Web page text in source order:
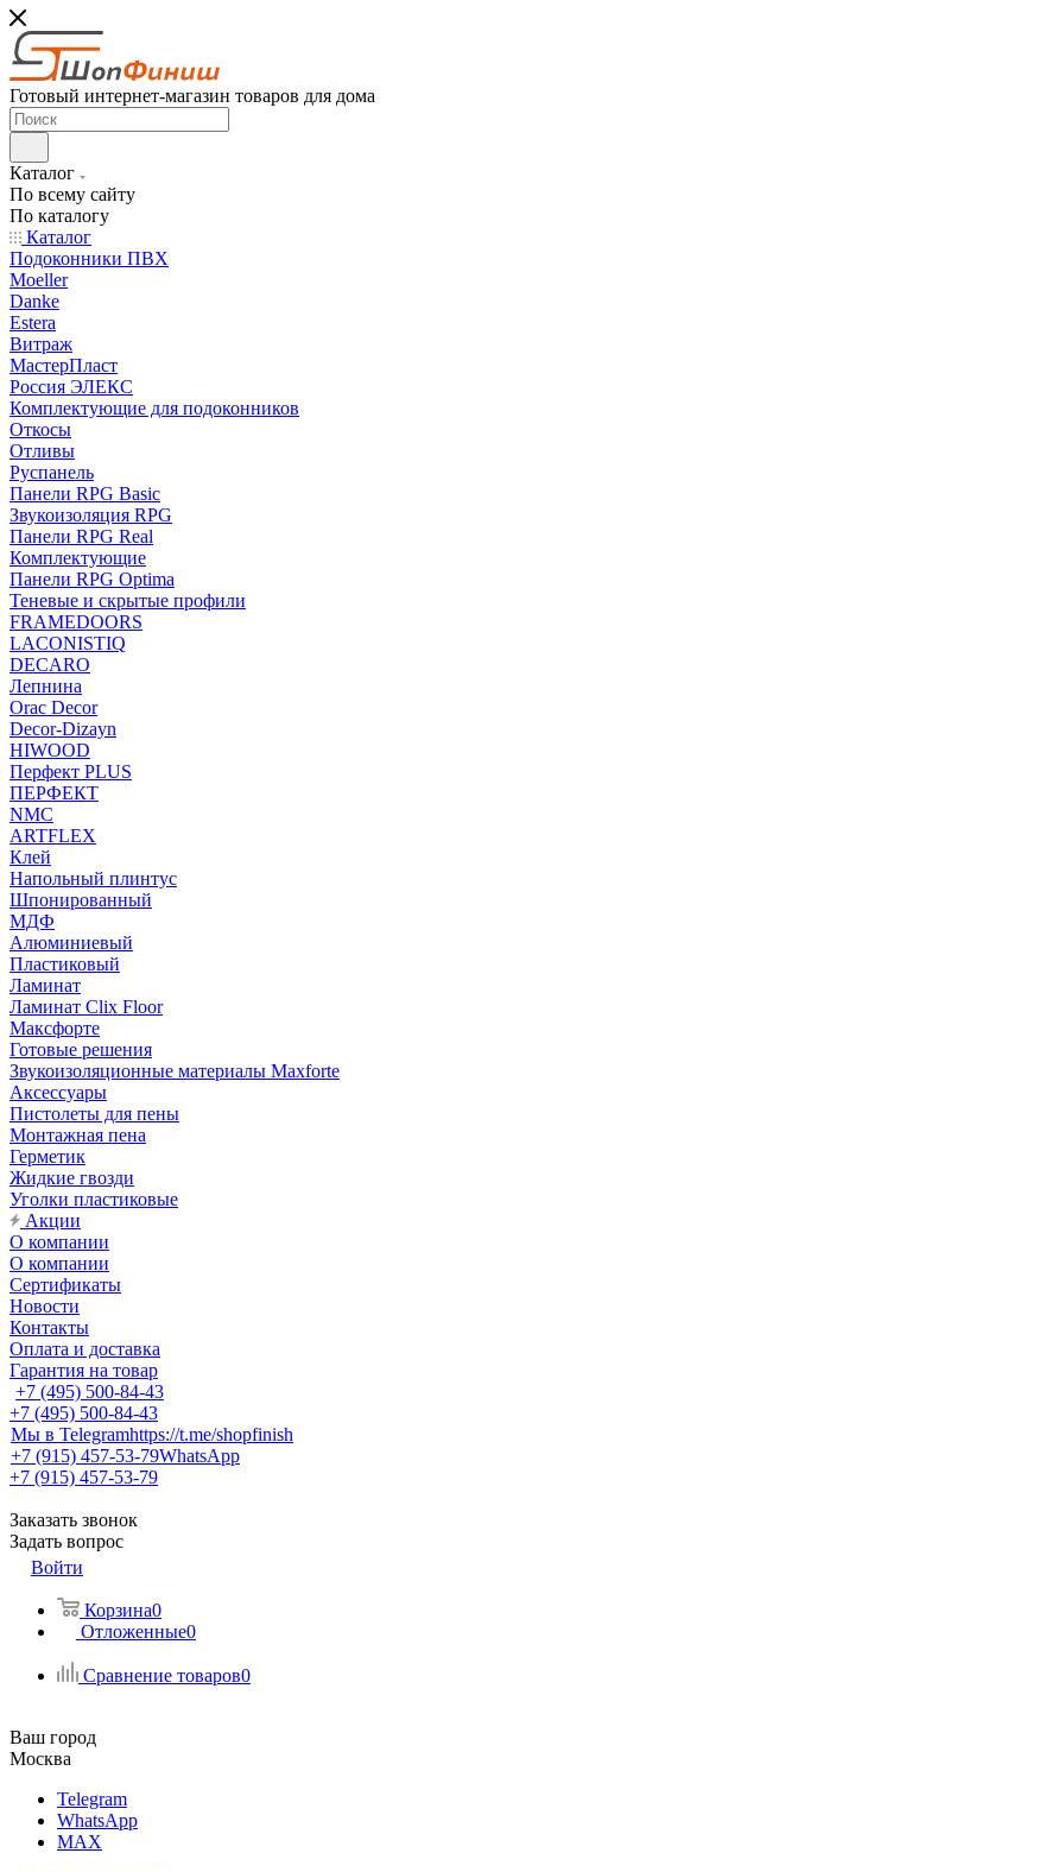
Готовый интернет-магазин товаров для дома
Каталог
По всему сайту
По каталогу
Каталог
Подоконники ПВХ
Moeller
Danke
Estera
Витраж
МастерПласт
Россия ЭЛЕКС
Комплектующие для подоконников
Откосы
Отливы
Руспанель
Панели RPG Basic
Звукоизоляция RPG
Панели RPG Real
Комплектующие
Панели RPG Optima
Теневые и скрытые профили
FRAMEDOORS
LACONISTIQ
DECARO
Лепнина
Orac Decor
Decor-Dizayn
HIWOOD
Перфект PLUS
ПЕРФЕКТ
NMC
ARTFLEX
Клей
Напольный плинтус
Шпонированный
МДФ
Алюминиевый
Пластиковый
Ламинат
Ламинат Clix Floor
Максфорте
Готовые решения
Звукоизоляционные материалы Maxforte
Аксессуары
Пистолеты для пены
Монтажная пена
Герметик
Жидкие гвозди
Уголки пластиковые
Акции
О компании
О компании
Сертификаты
Новости
Контакты
Оплата и доставка
Гарантия на товар
+7 (495) 500-84-43
+7 (495) 500-84-43
Мы в Telegramhttps://t.me/shopfinish
+7 (915) 457-53-79WhatsApp
+7 (915) 457-53-79
Заказать звонок
Задать вопрос
Войти
Корзина0
Отложенные0
Сравнение товаров0
Ваш город
Москва
Telegram
WhatsApp
MAX